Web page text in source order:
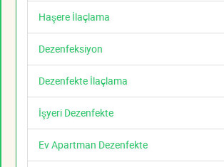
Haşere İlaçlama
Dezenfeksiyon
Dezenfekte İlaçlama
İşyeri Dezenfekte
Ev Apartman Dezenfekte